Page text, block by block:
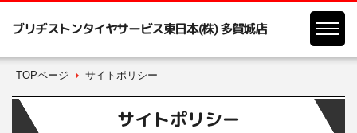
ブリヂストンタイヤサービス東日本(株) 多賀城店
TOPページ サイトポリシー
サイトポリシー